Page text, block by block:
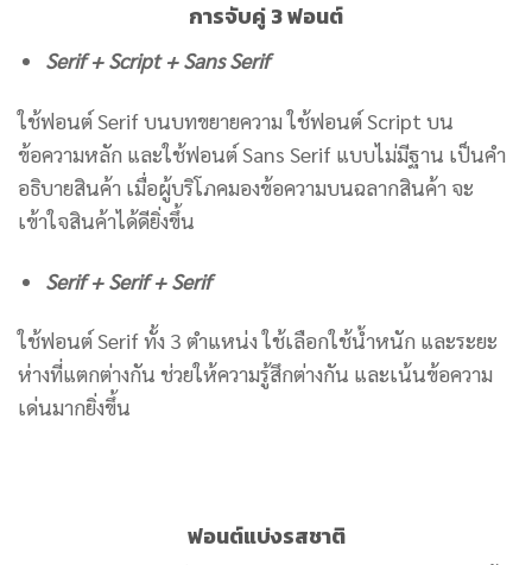
การจับคู่ 3 ฟอนต์
Serif + Script + Sans Serif
ใช้ฟอนต์ Serif บนบทขยายความ ใช้ฟอนต์ Script บน
ข้อความหลัก และใช้ฟอนต์ Sans Serif แบบไม่มีฐาน เป็นคำ
อธิบายสินค้า เมื่อผู้บริโภคมองข้อความบนฉลากสินค้า จะ
เข้าใจสินค้าได้ดียิ่งขึ้น
Serif + Serif + Serif
ใช้ฟอนต์ Serif ทั้ง 3 ตำแหน่ง ใช้เลือกใช้น้ำหนัก และระยะ
ห่างที่แตกต่างกัน ช่วยให้ความรู้สึกต่างกัน และเน้นข้อความ
เด่นมากยิ่งขึ้น
ฟอนต์แบ่งรสชาติ